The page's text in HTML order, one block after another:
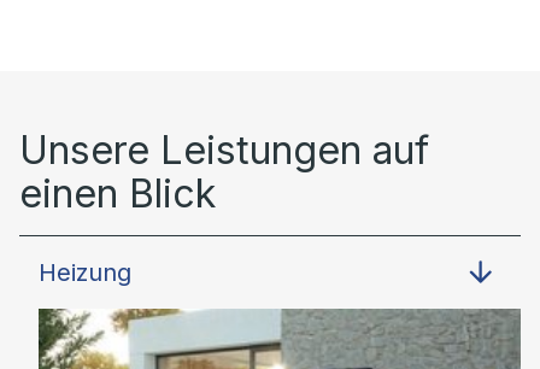
Unsere Leistungen auf
einen Blick
Heizung